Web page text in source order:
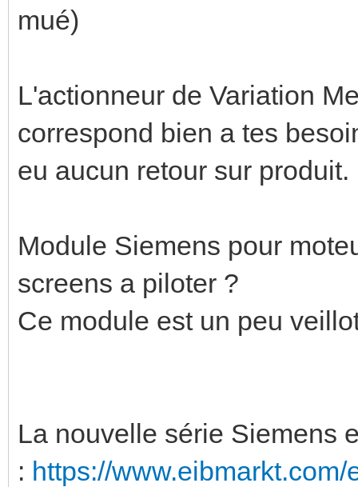
mué)
L'actionneur de Variation
correspond bien a tes
eu aucun retour sur produit.
Module Siemens pour
screens a piloter ?
Ce module est un peu
La nouvelle série Siemens
: https://